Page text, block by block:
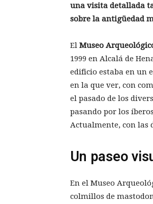
una visita detallada
sobre la antigüedad
El Museo
1999 en Alcalá de
edificio estaba en un
en la que ver, con
el pasado de los
pasando por los
Actualmente, con las
Un paseo
En el Museo
colmillos de